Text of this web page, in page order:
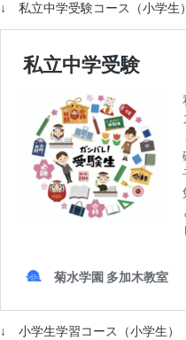
↓ 私立中学受験コース（小学生）
↓ 小学生学習コース（小学生）